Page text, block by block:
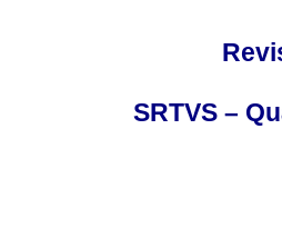
SRTVS –